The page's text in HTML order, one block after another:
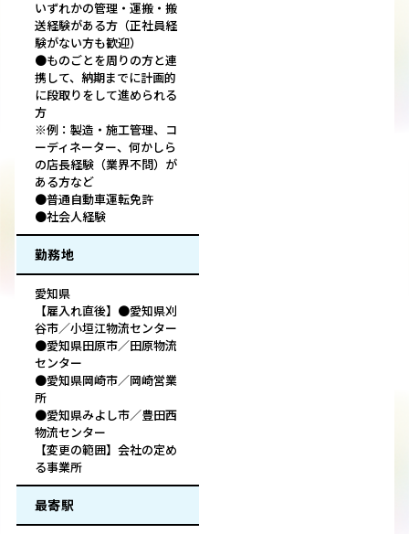
いずれかの管理・運搬・搬
送経験がある方（正社員経
験がない方も歓迎）
●ものごとを周りの方と連
携して、納期までに計画的
に段取りをして進められる
方
※例：製造・施工管理、コ
ーディネーター、何かしら
の店長経験（業界不問）が
ある方など
●普通自動車運転免許
●社会人経験
勤務地
愛知県
【雇入れ直後】●愛知県刈
谷市／小垣江物流センター
●愛知県田原市／田原物流
センター
●愛知県岡崎市／岡崎営業
所
●愛知県みよし市／豊田西
物流センター
【変更の範囲】会社の定め
る事業所
最寄駅